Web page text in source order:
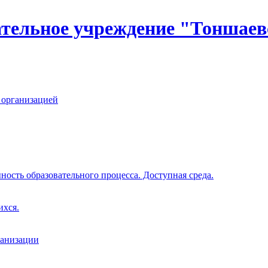
учреждение
образовательного процесса. Доступная среда.